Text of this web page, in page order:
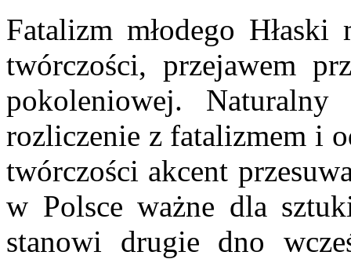
Fatalizm młodego
twórczości, przejawem
pokoleniowej.
rozliczenie z fatalizmem i
twórczości akcent
w Polsce ważne dla
stanowi drugie dno